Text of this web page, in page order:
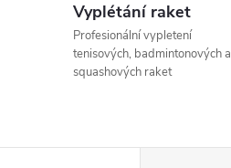
Vyplétání raket
Profesionální vypletení
tenisových, badmintonových a
squashových raket